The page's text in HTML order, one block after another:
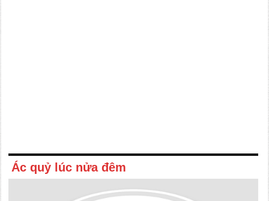
Ác quỷ lúc nửa đêm